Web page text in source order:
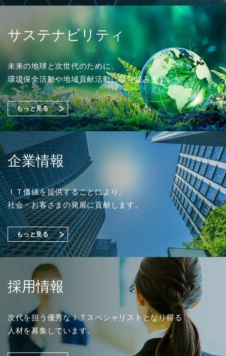
2026年07月31日
2027年３月期 第１四半期決算短信〔日本基準〕（連
2026年07月29日 経営・財務
『1,149件のAI活用アイデアが集結「生成AIプロンプト
コンテストを開催」』を掲載しました。
（4,221KB）
2026年07月13日
譲渡制限付株式報酬としての自己株式の処分の払込完
了に関するお知らせ
（88KB）
「OTセキュリティコンサルティング」を追加しまし
2025年10月20日 ソリューション
「さくらケーシーエスASMサービス」を追加しまし
た。
2025年08月20日 ソリューション
「トータルセキュリティソリューション」を追加しま
した。
2023年03月01日 採用情報
2024年度 新卒採用 応募受付を開始しました。
2022年03月01日 採用情報
2023年度 新卒採用 応募受付を開始しました。
2021年03月01日
2022年度 新卒採用 応募受付を開始しました。
2026年07月01日
富士通株式会社主催イベント「Fujitsu Experience Day
出展のご案内
2026年06月03日 イベント
株式会社大塚商会主催オンラインセミナー
「安衛法・JIS改正に備えるSDS作成術」登壇のお知ら
2026年03月04日
工場セキュリティ対策をご紹介！【Japan IT Week 春
2026／情報セキュリティ EXPO】出展のご案内
サステナビリティ
未来の地球と次世代のために、
環境保全活動や地域貢献活動に取り組みます。
もっと見る
企業情報
ＩＴ価値を提供することにより、
社会・お客さまの発展に貢献します。
もっと見る
採用情報
次代を担う優秀なＩＴスペシャリストとなり得る
人材を募集しています。